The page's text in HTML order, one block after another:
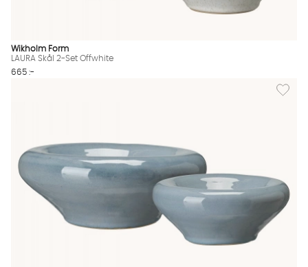
Wikholm Form
LAURA Skål 2-Set Offwhite
665 :-
Lägg